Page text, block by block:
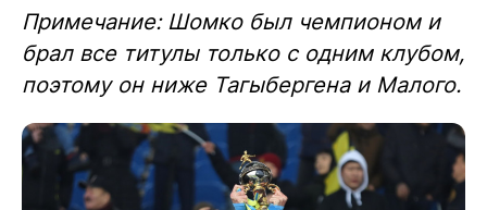
Примечание: Шомко был чемпионом и
брал все титулы только с одним клубом,
поэтому он ниже Тагыбергена и Малого.